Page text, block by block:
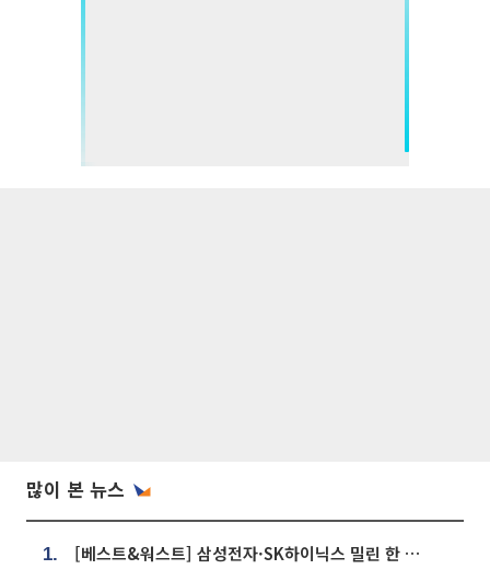
많이 본 뉴스
1. [베스트&워스트] 삼성전자·SK하이닉스 밀린 한 주…상상인증권은 85% 급등